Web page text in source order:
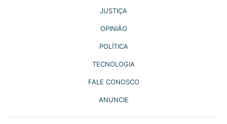
JUSTIÇA
OPINIÃO
POLÍTICA
TECNOLOGIA
FALE CONOSCO
ANUNCIE